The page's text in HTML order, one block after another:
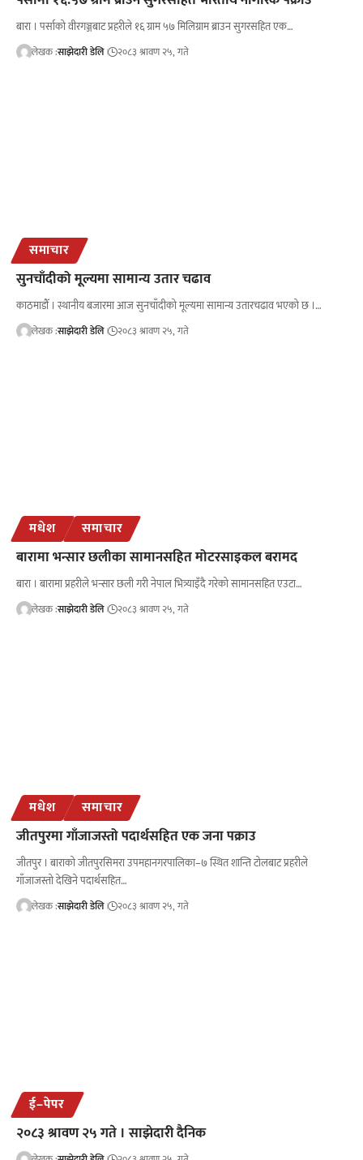
बारा । पर्साको वीरगञ्जबाट प्रहरीले १६ ग्राम ५७ मिलिग्राम ब्राउन सुगरसहित एक…
लेखक :साझेदारी डेलि २०८३ श्रावण २५, गते
समाचार
सुनचाँदीको मूल्यमा सामान्य उतार चढाव
काठमाडौँ । स्थानीय बजारमा आज सुनचाँदीको मूल्यमा सामान्य उतारचढाव भएको छ ।…
लेखक :साझेदारी डेलि २०८३ श्रावण २५, गते
मधेश समाचार
बारामा भन्सार छलीका सामानसहित मोटरसाइकल बरामद
बारा । बारामा प्रहरीले भन्सार छली गरी नेपाल भित्र्याइँदै गरेको सामानसहित एउटा…
लेखक :साझेदारी डेलि २०८३ श्रावण २५, गते
मधेश समाचार
जीतपुरमा गाँजाजस्तो पदार्थसहित एक जना पक्राउ
जीतपुर । बाराको जीतपुरसिमरा उपमहानगरपालिका–७ स्थित शान्ति टोलबाट प्रहरीले
गाँजाजस्तो देखिने पदार्थसहित…
लेखक :साझेदारी डेलि २०८३ श्रावण २५, गते
ई–पेपर
२०८३ श्रावण २५ गते । साझेदारी दैनिक